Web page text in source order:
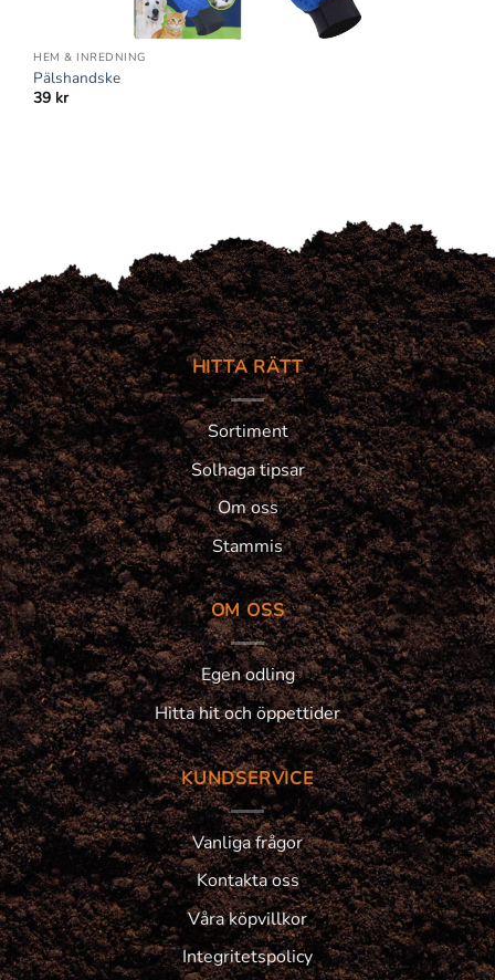
HEM & INREDNING
Pälshandske
39 kr
HITTA RÄTT
Sortiment
Solhaga tipsar
Om oss
Stammis
OM OSS
Egen odling
Hitta hit och öppettider
KUNDSERVICE
Vanliga frågor
Kontakta oss
Våra köpvillkor
Integritetspolicy